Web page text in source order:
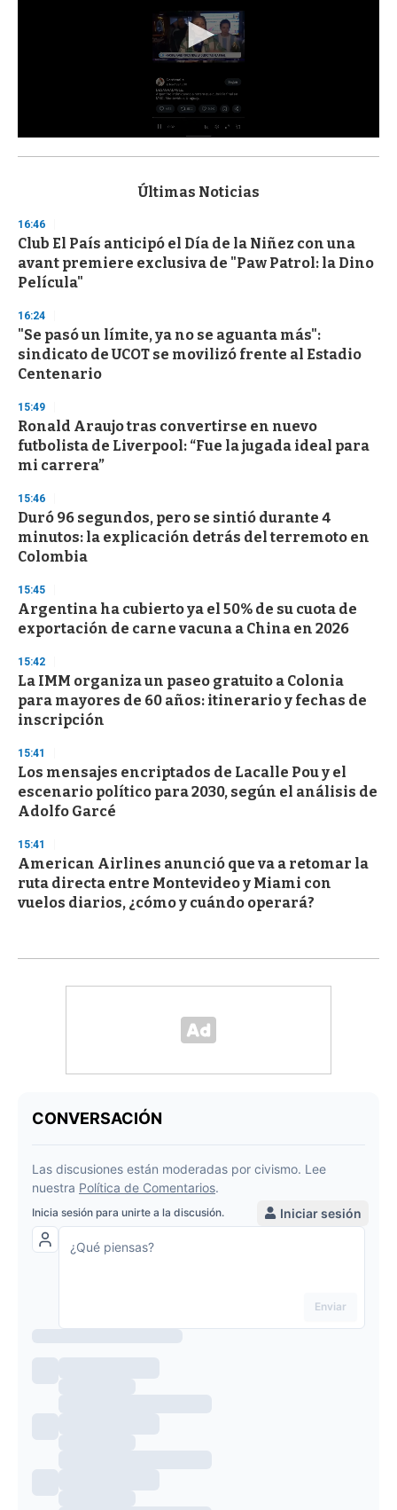
s
d
s
o
f
3
s
e
o
n
Últimas Noticias
16:46
Club El País anticipó el Día de la Niñez con una
avant premiere exclusiva de "Paw Patrol: la Dino
Película"
16:24
"Se pasó un límite, ya no se aguanta más":
sindicato de UCOT se movilizó frente al Estadio
Centenario
15:49
Ronald Araujo tras convertirse en nuevo
futbolista de Liverpool: “Fue la jugada ideal para
mi carrera”
15:46
Duró 96 segundos, pero se sintió durante 4
minutos: la explicación detrás del terremoto en
Colombia
15:45
Argentina ha cubierto ya el 50% de su cuota de
exportación de carne vacuna a China en 2026
15:42
La IMM organiza un paseo gratuito a Colonia
para mayores de 60 años: itinerario y fechas de
inscripción
15:41
Los mensajes encriptados de Lacalle Pou y el
escenario político para 2030, según el análisis de
Adolfo Garcé
15:41
American Airlines anunció que va a retomar la
ruta directa entre Montevideo y Miami con
vuelos diarios, ¿cómo y cuándo operará?